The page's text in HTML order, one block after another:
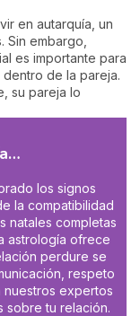
en autarquía, un
embargo,
es importante para
de la pareja.
su pareja lo
los signos
la compatibilidad
natales completas
astrología ofrece
perdure se
respeto
nuestros expertos
sobre tu relación.